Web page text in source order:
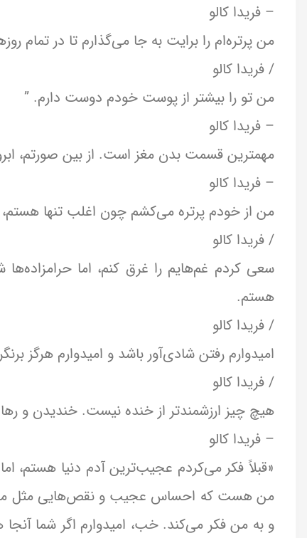
– فریدا کالو
من پرتره‌ام را برایت به جا می‌گذارم تا در تمام
/ فریدا کالو
من تو را بیشتر از پوست خودم دوست دارم. ”
– فریدا کالو
مهمترین قسمت بدن مغز است. از بین صورتم،
– فریدا کالو
من از خودم پرتره می‌کشم چون اغلب تنها
/ فریدا کالو
سعی کردم غم‌هایم را غرق کنم، اما
هستم.
/ فریدا کالو
امیدوارم رفتن شادی‌آور باشد و امیدوارم هرگز
/ فریدا کالو
هیچ چیز ارزشمندتر از خنده نیست. خندیدن و
– فریدا کالو
«قبلاً فکر می‌کردم عجیب‌ترین آدم دنیا هستم،
من هست که احساس عجیب و نقص‌هایی مثل من
و به من فکر می‌کند. خب، امیدوارم اگر شما